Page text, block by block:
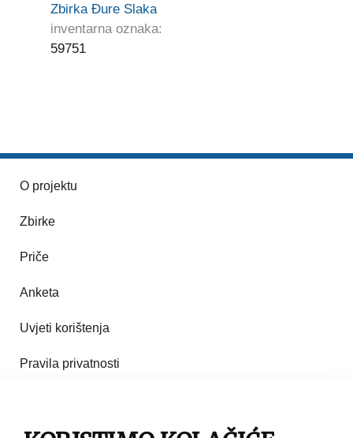
Zbirka Đure Slaka
inventarna oznaka:
59751
O projektu
Zbirke
Priče
Anketa
Uvjeti korištenja
Pravila privatnosti
Pravila korištenja